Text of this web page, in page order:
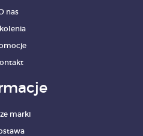
nas
marki